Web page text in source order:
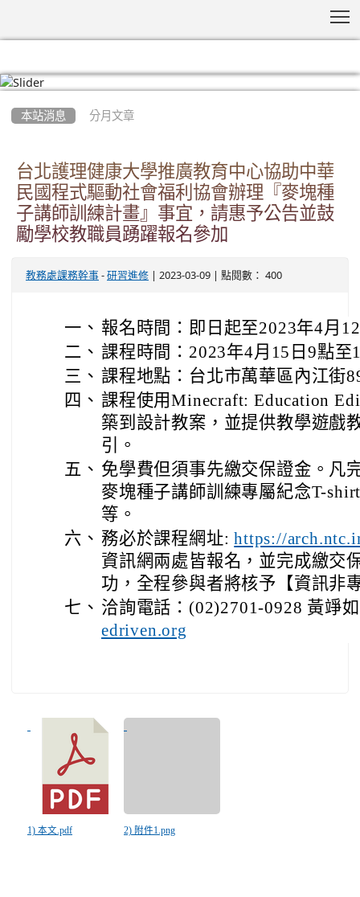
本站消息 分月文章
台北護理健康大學推廣教育中心協助中華
民國程式驅動社會福利協會辦理『麥塊種
子講師訓練計畫』事宜，請惠予公告並鼓
勵學校教職員踴躍報名參加
教務處課務幹事 - 研習進修 | 2023-03-09 | 點閱數： 400
一、 報名時間：即日起至2023年4月
二、 課程時間：2023年4月15日9點
三、 課程地點：台北市萬華區內江街
四、 課程使用Minecraft: Education
築到設計教案，並提供教學遊戲
引。
五、 免學費但須事先繳交保證金。凡
麥塊種子講師訓練專屬紀念T-
等。
六、 務必於課程網址:https://
資訊網兩處皆報名，並完成繳交
功，全程參與者將核予【資訊非
七、 洽詢電話：(02)2701-0928 黃竫
edriven.org
1) 本文.pdf 2) 附件1.png